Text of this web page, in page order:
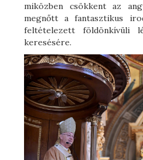
miközben csökkent az
megnőtt a fantasztikus
feltételezett földönkívüli
keresésére.